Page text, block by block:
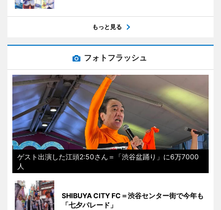
もっと見る
フォトフラッシュ
ゲスト出演した江頭2:50さん＝「渋谷盆踊り」に6万7000
人
SHIBUYA CITY FC＝渋谷センター街で今年も
「七夕パレード」